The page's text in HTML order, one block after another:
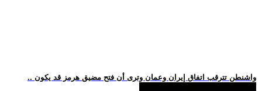
.. واشنطن تترقب اتفاق إيران وعمان وترى أن فتح مضيق هرمز قد يكون